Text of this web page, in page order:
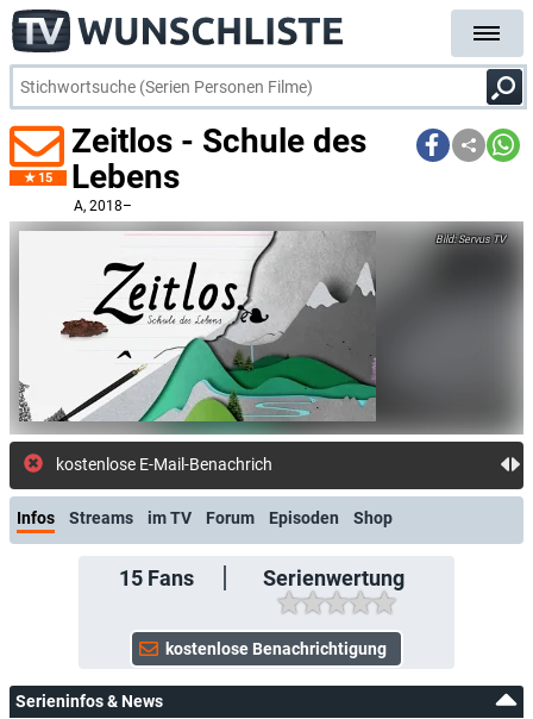
15
Zeitlos - Schule des
Lebens
A, 2018–
Servus TV
Infos Streams im TV Forum Episoden Shop
15Fans Serienwertung
Serieninfos & News